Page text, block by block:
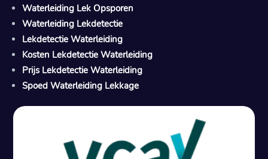
Waterleiding Lek Opsporen
Waterleiding Lekdetectie
Lekdetectie Waterleiding
Kosten Lekdetectie Waterleiding
Prijs Lekdetectie Waterleiding
Spoed Waterleiding Lekkage